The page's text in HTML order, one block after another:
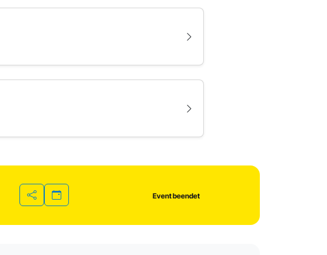
Teilen
Event beendet